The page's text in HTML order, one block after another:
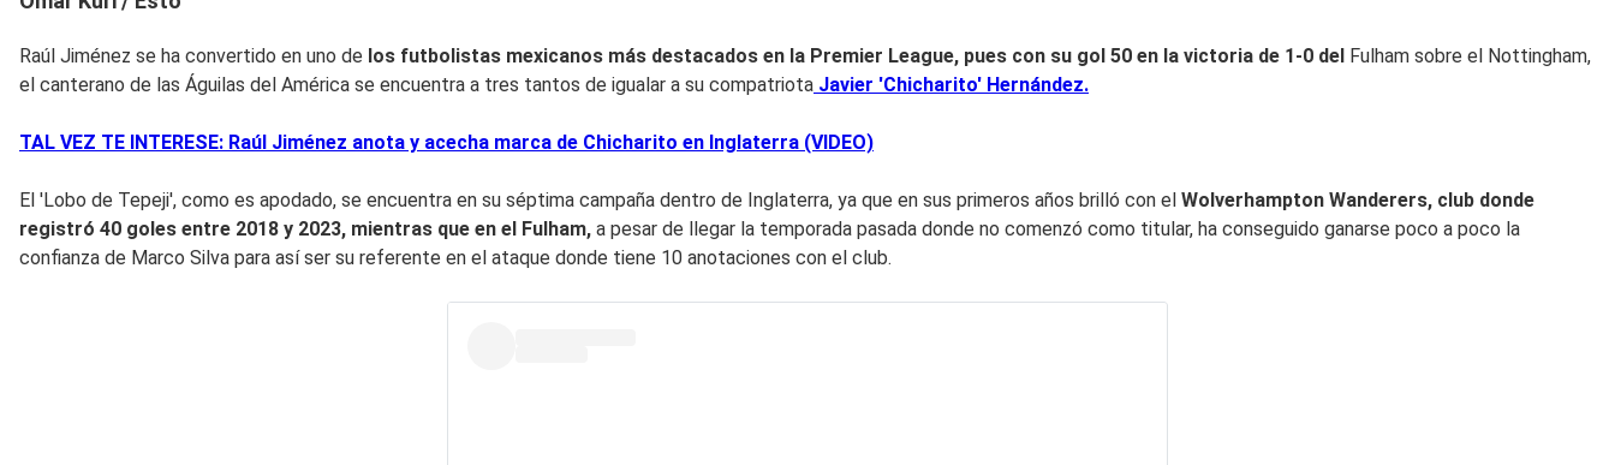
Raúl Jiménez se ha convertido en uno de los futbolistas mexicanos más destacados en la Premier League, pues con su gol 50 en la victoria de 1-0 del Fulham sobre el Nottingham,
el canterano de las Águilas del América se encuentra a tres tantos de igualar a su compatriota Javier 'Chicharito' Hernández.
TAL VEZ TE INTERESE: Raúl Jiménez anota y acecha marca de Chicharito en Inglaterra (VIDEO)
El 'Lobo de Tepeji', como es apodado, se encuentra en su séptima campaña dentro de Inglaterra, ya que en sus primeros años brilló con el Wolverhampton Wanderers, club donde
registró 40 goles entre 2018 y 2023, mientras que en el Fulham, a pesar de llegar la temporada pasada donde no comenzó como titular, ha conseguido ganarse poco a poco la
confianza de Marco Silva para así ser su referente en el ataque donde tiene 10 anotaciones con el club.